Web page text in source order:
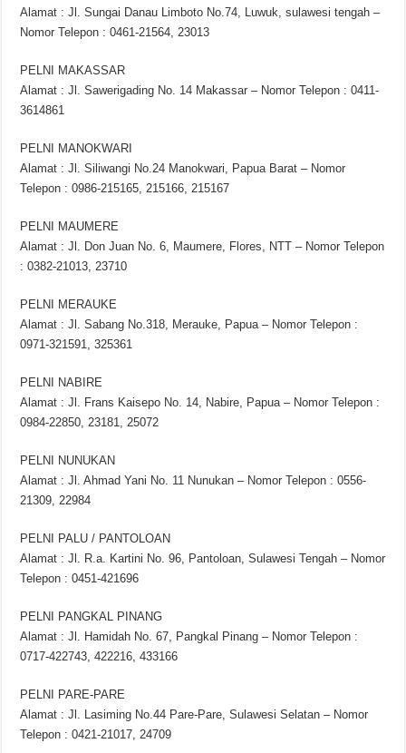
Alamat : Jl. Sungai Danau Limboto No.74, Luwuk, sulawesi tengah –
Nomor Telepon : 0461-21564, 23013
PELNI MAKASSAR
Alamat : Jl. Sawerigading No. 14 Makassar – Nomor Telepon : 0411-
3614861
PELNI MANOKWARI
Alamat : Jl. Siliwangi No.24 Manokwari, Papua Barat – Nomor
Telepon : 0986-215165, 215166, 215167
PELNI MAUMERE
Alamat : Jl. Don Juan No. 6, Maumere, Flores, NTT – Nomor Telepon
: 0382-21013, 23710
PELNI MERAUKE
Alamat : Jl. Sabang No.318, Merauke, Papua – Nomor Telepon :
0971-321591, 325361
PELNI NABIRE
Alamat : Jl. Frans Kaisepo No. 14, Nabire, Papua – Nomor Telepon :
0984-22850, 23181, 25072
PELNI NUNUKAN
Alamat : Jl. Ahmad Yani No. 11 Nunukan – Nomor Telepon : 0556-
21309, 22984
PELNI PALU / PANTOLOAN
Alamat : Jl. R.a. Kartini No. 96, Pantoloan, Sulawesi Tengah – Nomor
Telepon : 0451-421696
PELNI PANGKAL PINANG
Alamat : Jl. Hamidah No. 67, Pangkal Pinang – Nomor Telepon :
0717-422743, 422216, 433166
PELNI PARE-PARE
Alamat : Jl. Lasiming No.44 Pare-Pare, Sulawesi Selatan – Nomor
Telepon : 0421-21017, 24709